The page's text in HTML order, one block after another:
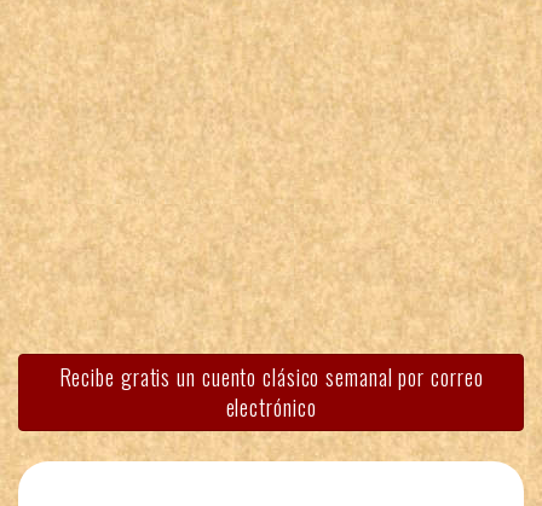
Recibe gratis un cuento clásico semanal por correo
electrónico